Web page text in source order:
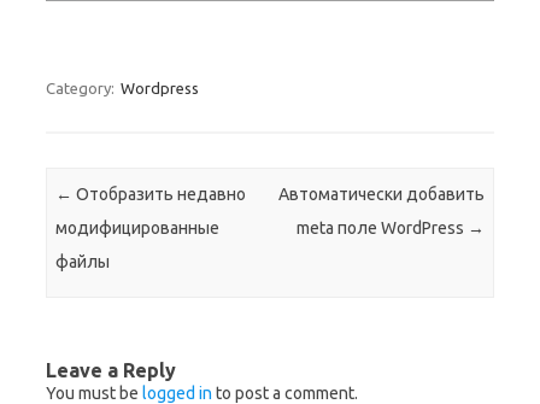
Category: Wordpress
Post navigation
← Отобразить недавно
модифицированные
файлы
Автоматически добавить
meta поле WordPress →
Leave a Reply
You must be logged in to post a comment.